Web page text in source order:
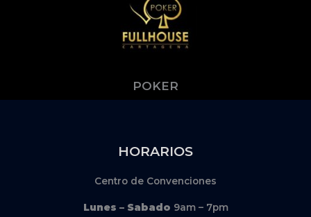
POKER
HORARIOS
Centro de Convenciones
Lunes – Sabado 9am – 7pm